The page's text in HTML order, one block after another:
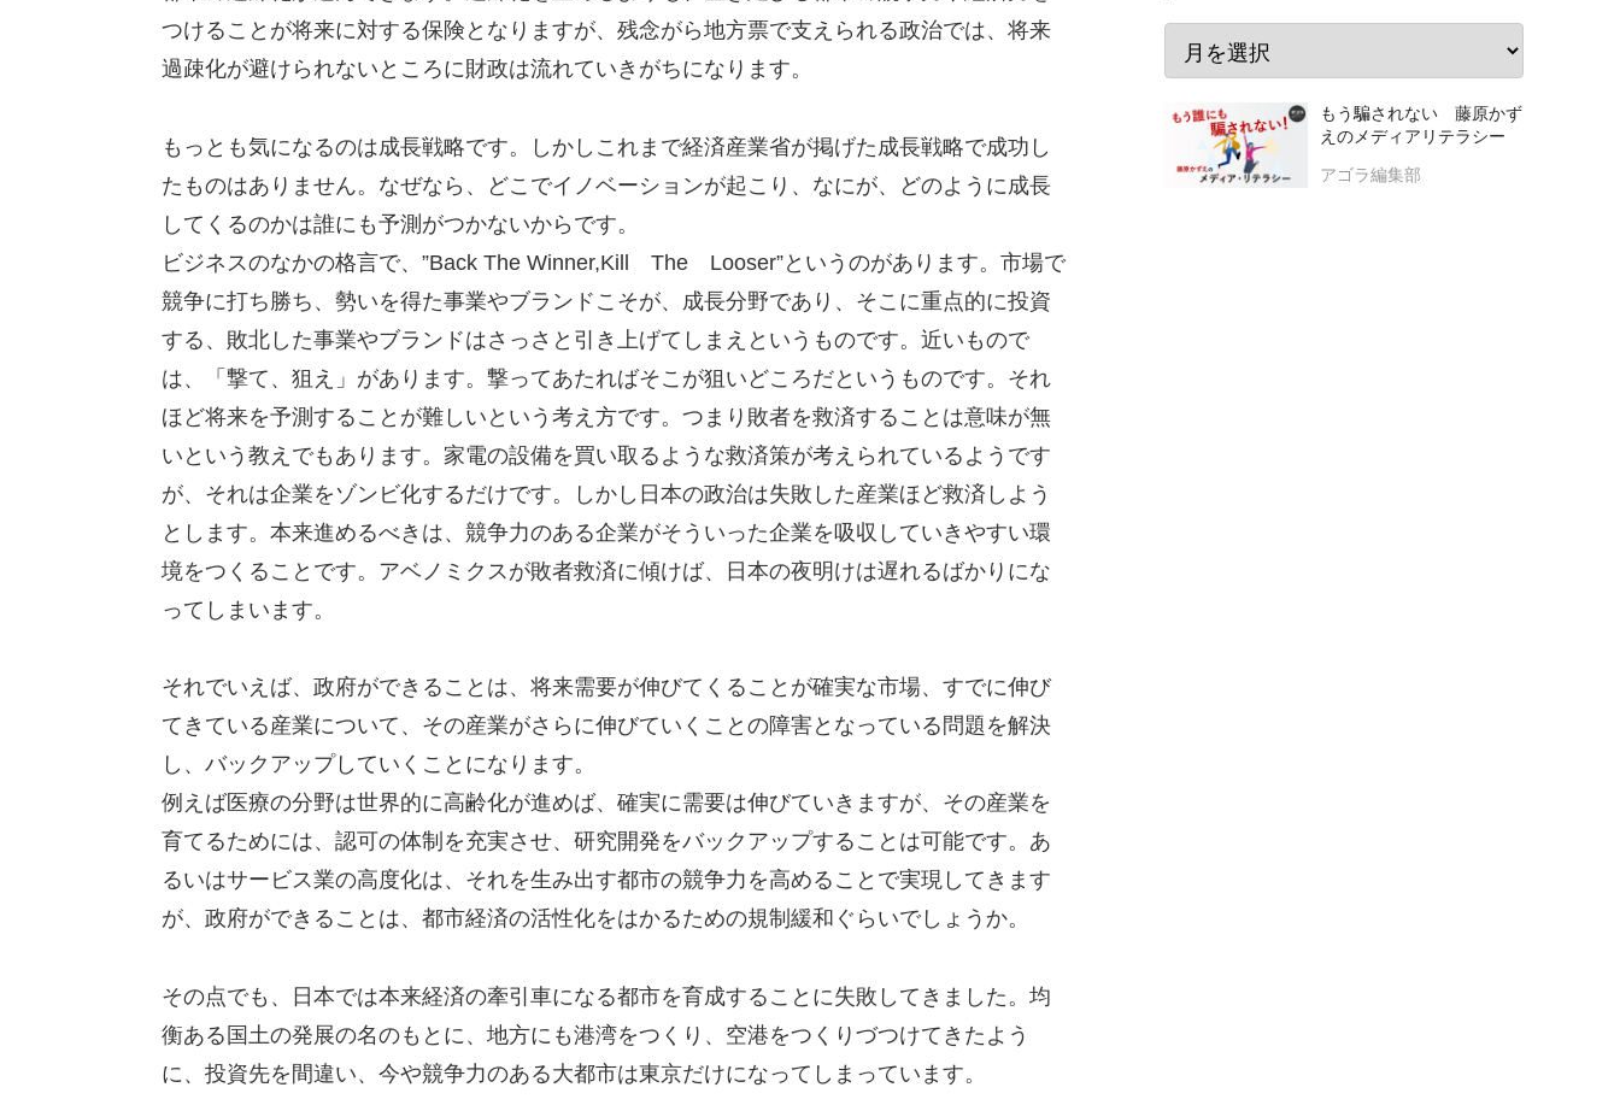
つけることが将来に対する保険となりますが、残念がら地方票で支えられる政治では、将来
過疎化が避けられないところに財政は流れていきがちになります。
もっとも気になるのは成長戦略です。しかしこれまで経済産業省が掲げた成長戦略で成功し
たものはありません。なぜなら、どこでイノベーションが起こり、なにが、どのように成長
してくるのかは誰にも予測がつかないからです。
ビジネスのなかの格言で、”Back The Winner,Kill The Looser”というのがあります。市場で
競争に打ち勝ち、勢いを得た事業やブランドこそが、成長分野であり、そこに重点的に投資
する、敗北した事業やブランドはさっさと引き上げてしまえというものです。近いもので
は、「撃て、狙え」があります。撃ってあたればそこが狙いどころだというものです。それ
ほど将来を予測することが難しいという考え方です。つまり敗者を救済することは意味が無
いという教えでもあります。家電の設備を買い取るような救済策が考えられているようです
が、それは企業をゾンビ化するだけです。しかし日本の政治は失敗した産業ほど救済しよう
とします。本来進めるべきは、競争力のある企業がそういった企業を吸収していきやすい環
境をつくることです。アベノミクスが敗者救済に傾けば、日本の夜明けは遅れるばかりにな
ってしまいます。
それでいえば、政府ができることは、将来需要が伸びてくることが確実な市場、すでに伸び
てきている産業について、その産業がさらに伸びていくことの障害となっている問題を解決
し、バックアップしていくことになります。
例えば医療の分野は世界的に高齢化が進めば、確実に需要は伸びていきますが、その産業を
育てるためには、認可の体制を充実させ、研究開発をバックアップすることは可能です。あ
るいはサービス業の高度化は、それを生み出す都市の競争力を高めることで実現してきます
が、政府ができることは、都市経済の活性化をはかるための規制緩和ぐらいでしょうか。
その点でも、日本では本来経済の牽引車になる都市を育成することに失敗してきました。均
衡ある国土の発展の名のもとに、地方にも港湾をつくり、空港をつくりづつけてきたよう
に、投資先を間違い、今や競争力のある大都市は東京だけになってしまっています。
もう騙されない 藤原かず
えのメディアリテラシー
アゴラ編集部